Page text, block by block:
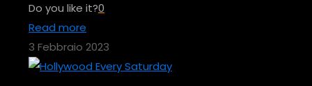
Do you like it?0
Read more
3 Febbraio 2023